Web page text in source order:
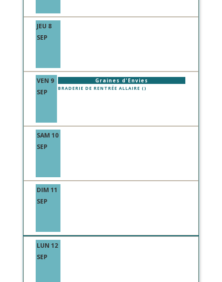
JEU 8
SEP
VEN 9
SEP
Graines d'Envies
BRADERIE DE RENTRÉE ALLAIRE ()
SAM 10
SEP
DIM 11
SEP
LUN 12
SEP